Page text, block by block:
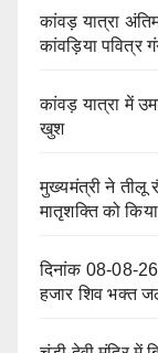
कांवड़ यात्रा
कांवड़िया पवित्र
कांवड़ यात्रा में
खुश
मुख्यमंत्री ने तीलू
मातृशक्ति को
दिनांक 08-08-
हजार शिव भक्त